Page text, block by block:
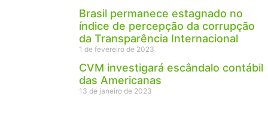
Brasil permanece estagnado no
índice de percepção da corrupção
da Transparência Internacional
1 de fevereiro de 2023
CVM investigará escândalo contábil
das Americanas
13 de janeiro de 2023